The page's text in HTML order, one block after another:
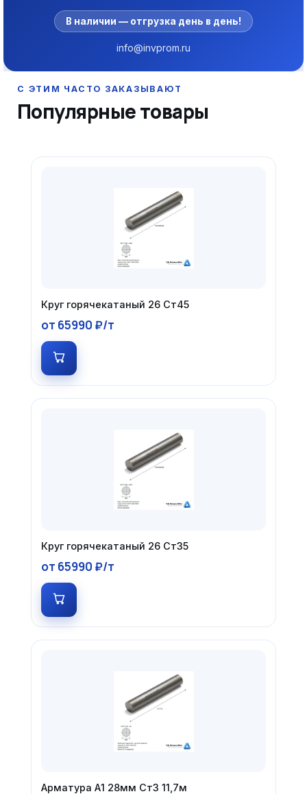
В наличии — отгрузка день в день!
info@invprom.ru
Популярные товары
Круг горячекатаный 26 Ст45
от 65990 ₽/т
Круг горячекатаный 26 Ст35
от 65990 ₽/т
Арматура А1 28мм Ст3 11,7м